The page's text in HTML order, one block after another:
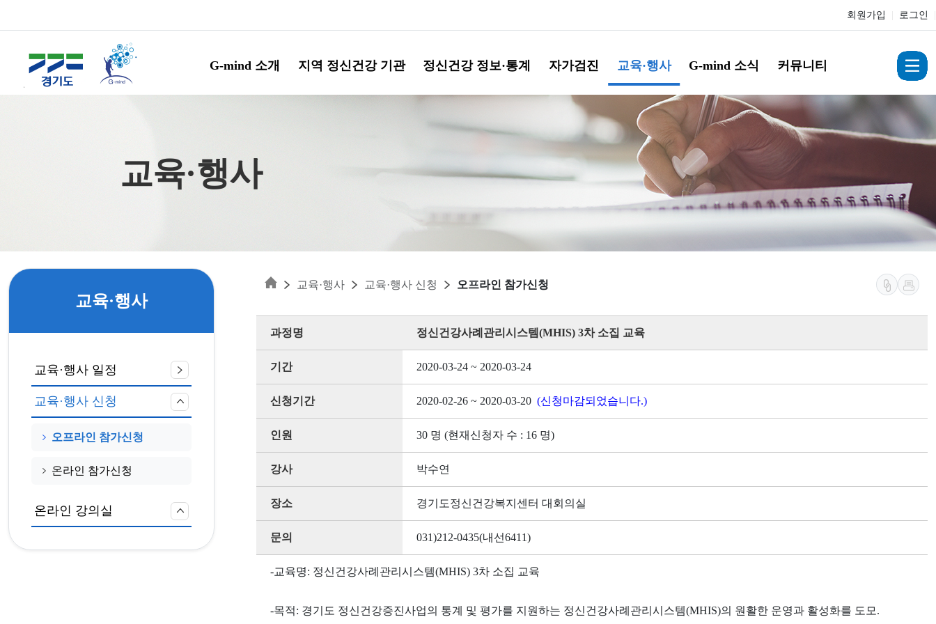
회원가입 로그인
G-mind 소개 지역 정신건강 기관 정신건강 정보·통계 자가검진 교육·행사 G-mind 소식 커뮤니티
교육·행사
교육·행사
교육·행사 일정
교육·행사 신청
오프라인 참가신청
온라인 참가신청
온라인 강의실
교육·행사 교육·행사 신청 오프라인 참가신청
과정명 정신건강사례관리시스템(MHIS) 3차 소집 교육
기간 2020-03-24 ~ 2020-03-24
신청기간 2020-02-26 ~ 2020-03-20 (신청마감되었습니다.)
인원 30 명 (현재신청자 수 : 16 명)
강사 박수연
장소 경기도정신건강복지센터 대회의실
문의 031)212-0435(내선6411)
-교육명: 정신건강사례관리시스템(MHIS) 3차 소집 교육
-목적: 경기도 정신건강증진사업의 통계 및 평가를 지원하는 정신건강사례관리시스템(MHIS)의 원활한 운영과 활성화를 도모.